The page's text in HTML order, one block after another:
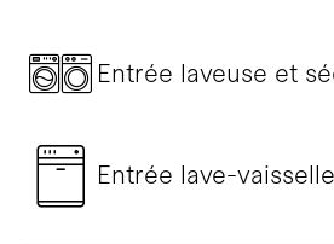
Entrée laveuse et
Entrée lave-vaisselle